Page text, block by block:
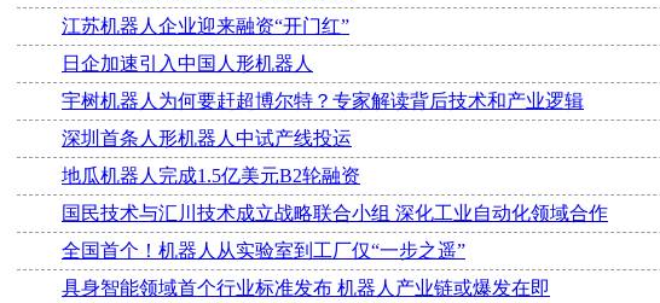
江苏机器人企业迎来融资“开门红”
日企加速引入中国人形机器人
宇树机器人为何要赶超博尔特？专家解读背后技术和产业逻辑
深圳首条人形机器人中试产线投运
地瓜机器人完成1.5亿美元B2轮融资
国民技术与汇川技术成立战略联合小组 深化工业自动化领域合作
全国首个！机器人从实验室到工厂仅“一步之遥”
具身智能领域首个行业标准发布 机器人产业链或爆发在即